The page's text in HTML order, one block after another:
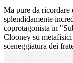
Ma pure da ricordare
splendidamente
coprotagonista in
Clooney su
sceneggiatura dei